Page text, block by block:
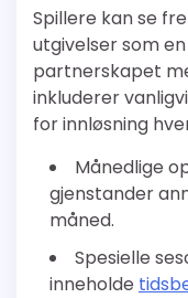
Spillere kan se
utgivelser som
partnerskapet
inkluderer
for innløsning
Månedlige
gjenstander
måned.
Spesielle
inneholde